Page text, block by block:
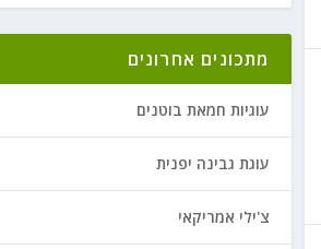
מתכונים אחרונים
עוגיות חמאת בוטנים
עוגת גבינה יפנית
צ'ילי אמריקאי